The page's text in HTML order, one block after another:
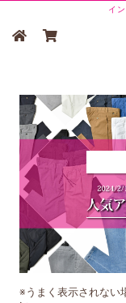
イ
※うまく表示されない